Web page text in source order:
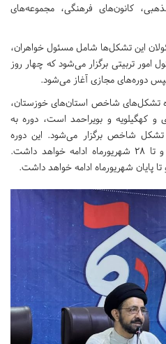
کانون‌‌های فرهنگی، مجموعه‌های
این تشکل‌ها شامل مسئول خواهران،
تربیتی برگزار می‌شود که چهار روز
مجازی آغاز می‌شود.
تشکل‌های شاخص استان‌های خوزستان،
و کهگیلویه و بویراحمد است، دوره به
میزبانی شیراز با حضور حدود ۱۲۰ تشکل شاخص برگزار می‌شود. این دوره
از سه‌شنبه ۲۵ بهمن‌ماه آغاز شده و تا ۲۸ شهریورماه ادامه خواهد داشت.
پایان شهریورماه ادامه خواهد داشت.